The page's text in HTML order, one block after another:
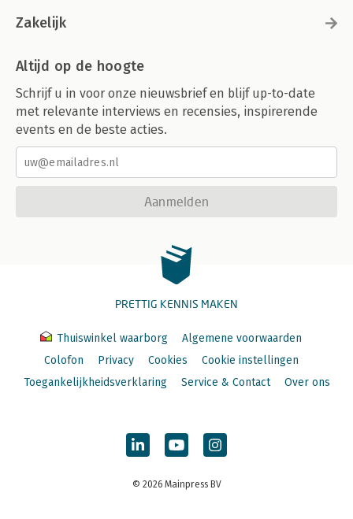
Zakelijk
Altijd op de hoogte
Schrijf u in voor onze nieuwsbrief en blijf up-to-date
met relevante interviews en recensies, inspirerende
events en de beste acties.
Aanmelden
PRETTIG KENNIS MAKEN
Thuiswinkel waarborg
Algemene voorwaarden
Colofon
Privacy Cookies
Cookie instellingen
Toegankelijkheidsverklaring
Service & Contact Over ons
© 2026 Mainpress BV